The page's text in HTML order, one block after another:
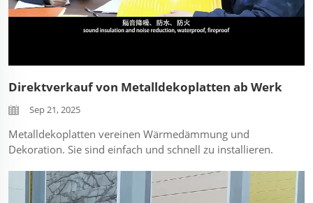
Direktverkauf von Metalldekoplatten ab Werk
Sep 21, 2025
Metalldekoplatten vereinen Wärmedämmung und
Dekoration. Sie sind einfach und schnell zu installieren.
weniger Stunden montiert werden, wodurch der
Personalaufwand erheblich reduziert wird. ...